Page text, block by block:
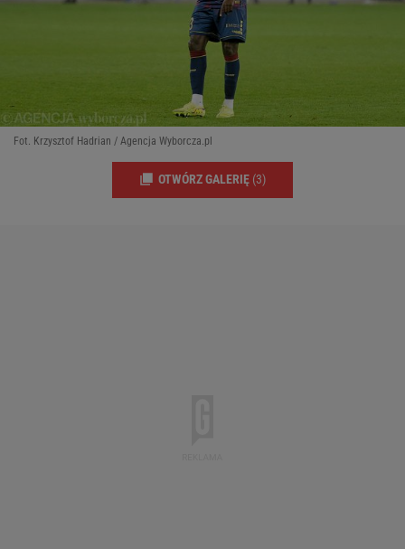
Fot. Krzysztof Hadrian / Agencja Wyborcza.pl
OTWÓRZ GALERIĘ (3)